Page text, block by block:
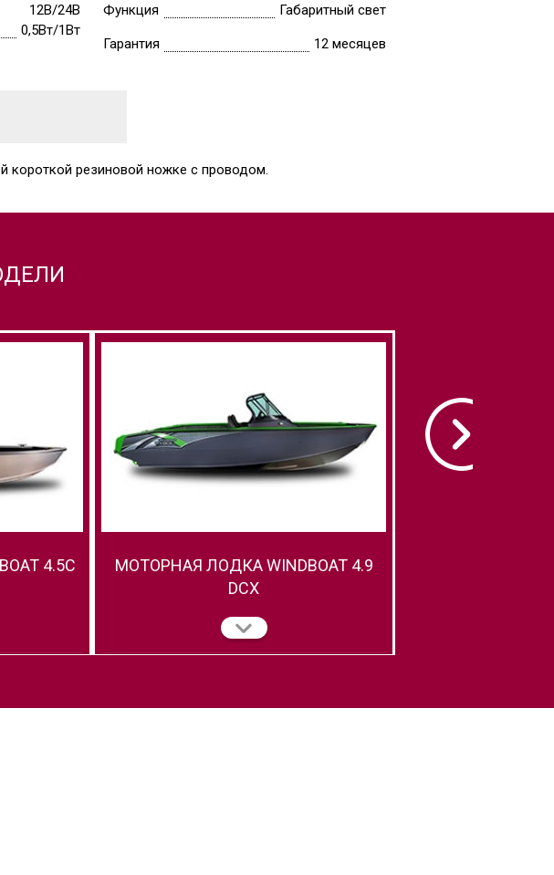
12В/24В
0,5Вт/1Вт
Функция Габаритный свет
Гарантия 12 месяцев
короткой резиновой ножке с проводом.
4.5C
МОТОРНАЯ ЛОДКА WINDBOAT 4.9
DCX